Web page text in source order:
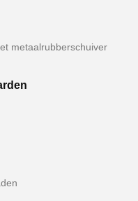
metaalrubberschuiver